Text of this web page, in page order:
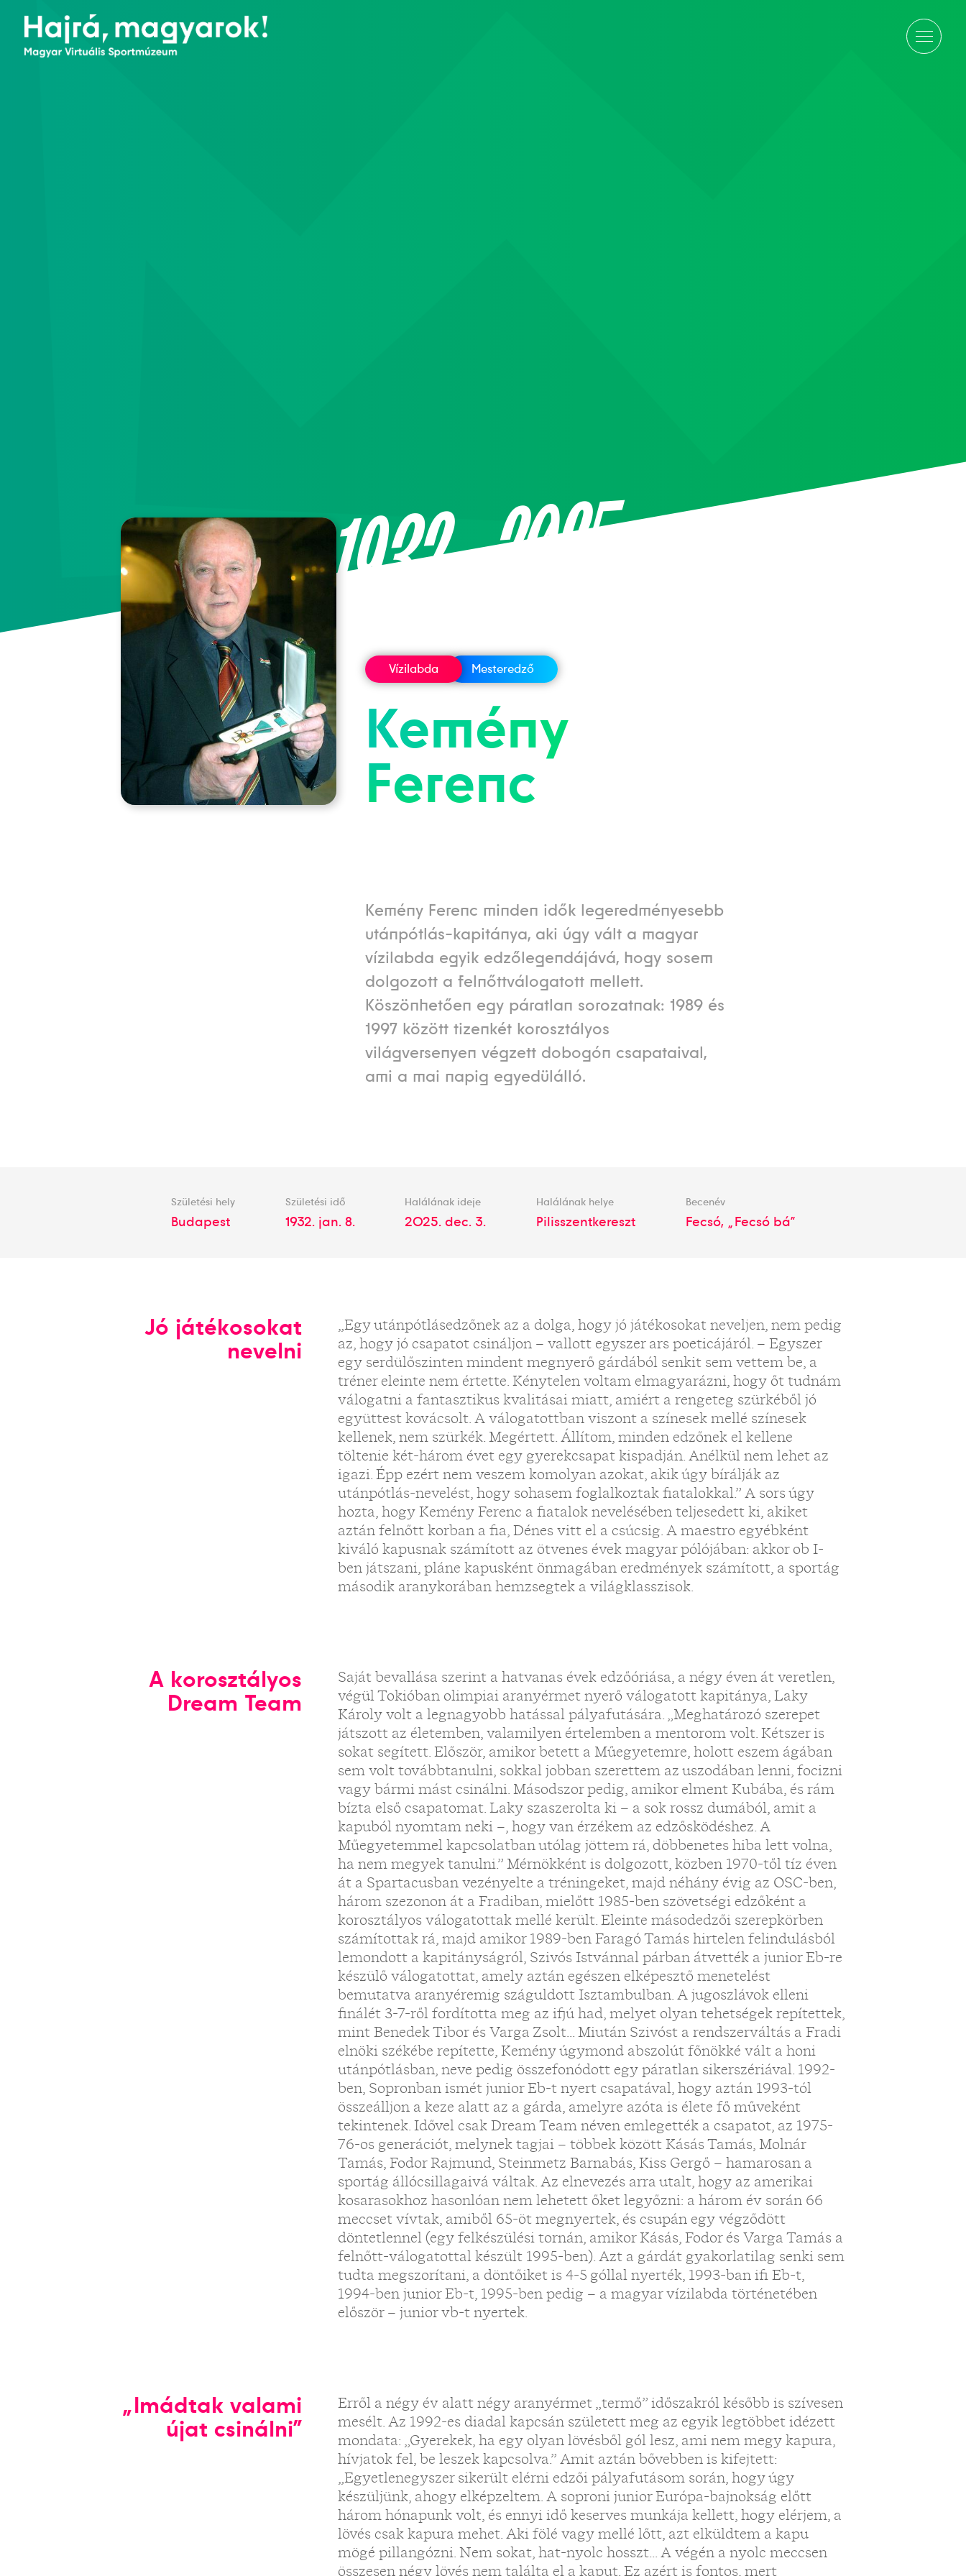
1932—2025
Vízilabda Mesteredző
Kemény
Ferenc
Kemény Ferenc minden idők legeredményesebb
utánpótlás-kapitánya, aki úgy vált a magyar
vízilabda egyik edzőlegendájává, hogy sosem
dolgozott a felnőttválogatott mellett.
Köszönhetően egy páratlan sorozatnak: 1989 és
1997 között tizenkét korosztályos
világversenyen végzett dobogón csapataival,
ami a mai napig egyedülálló.
Születési hely
Budapest
Születési idő
1932. jan. 8.
Halálának ideje
2025. dec. 3.
Halálának helye
Pilisszentkereszt
Becenév
Fecsó, „Fecsó bá”
Jó játékosokat
nevelni
„Egy utánpótlásedzőnek az a dolga, hogy jó játékosokat neveljen, nem pedig
az, hogy jó csapatot csináljon – vallott egyszer ars poeticájáról. – Egyszer
egy serdülőszinten mindent megnyerő gárdából senkit sem vettem be, a
tréner eleinte nem értette. Kénytelen voltam elmagyarázni, hogy őt tudnám
válogatni a fantasztikus kvalitásai miatt, amiért a rengeteg szürkéből jó
együttest kovácsolt. A válogatottban viszont a színesek mellé színesek
kellenek, nem szürkék. Megértett. Állítom, minden edzőnek el kellene
töltenie két-három évet egy gyerekcsapat kispadján. Anélkül nem lehet az
igazi. Épp ezért nem veszem komolyan azokat, akik úgy bírálják az
utánpótlás-nevelést, hogy sohasem foglalkoztak fiatalokkal.” A sors úgy
hozta, hogy Kemény Ferenc a fiatalok nevelésében teljesedett ki, akiket
aztán felnőtt korban a fia, Dénes vitt el a csúcsig. A maestro egyébként
kiváló kapusnak számított az ötvenes évek magyar pólójában: akkor ob I-
ben játszani, pláne kapusként önmagában eredmények számított, a sportág
második aranykorában hemzsegtek a világklasszisok.
A korosztályos
Dream Team
Saját bevallása szerint a hatvanas évek edzőóriása, a négy éven át veretlen,
végül Tokióban olimpiai aranyérmet nyerő válogatott kapitánya, Laky
Károly volt a legnagyobb hatással pályafutására. „Meghatározó szerepet
játszott az életemben, valamilyen értelemben a mentorom volt. Kétszer is
sokat segített. Először, amikor betett a Műegyetemre, holott eszem ágában
sem volt továbbtanulni, sokkal jobban szerettem az uszodában lenni, focizni
vagy bármi mást csinálni. Másodszor pedig, amikor elment Kubába, és rám
bízta első csapatomat. Laky szaszerolta ki – a sok rossz dumából, amit a
kapuból nyomtam neki –, hogy van érzékem az edzősködéshez. A
Műegyetemmel kapcsolatban utólag jöttem rá, döbbenetes hiba lett volna,
ha nem megyek tanulni.” Mérnökként is dolgozott, közben 1970-től tíz éven
át a Spartacusban vezényelte a tréningeket, majd néhány évig az OSC-ben,
három szezonon át a Fradiban, mielőtt 1985-ben szövetségi edzőként a
korosztályos válogatottak mellé került. Eleinte másodedzői szerepkörben
számítottak rá, majd amikor 1989-ben Faragó Tamás hirtelen felindulásból
lemondott a kapitányságról, Szivós Istvánnal párban átvették a junior Eb-re
készülő válogatottat, amely aztán egészen elképesztő menetelést
bemutatva aranyéremig száguldott Isztambulban. A jugoszlávok elleni
finálét 3-7-ről fordította meg az ifjú had, melyet olyan tehetségek repítettek,
mint Benedek Tibor és Varga Zsolt... Miután Szivóst a rendszerváltás a Fradi
elnöki székébe repítette, Kemény úgymond abszolút főnökké vált a honi
utánpótlásban, neve pedig összefonódott egy páratlan sikerszériával. 1992-
ben, Sopronban ismét junior Eb-t nyert csapatával, hogy aztán 1993-tól
összeálljon a keze alatt az a gárda, amelyre azóta is élete fő műveként
tekintenek. Idővel csak Dream Team néven emlegették a csapatot, az 1975-
76-os generációt, melynek tagjai – többek között Kásás Tamás, Molnár
Tamás, Fodor Rajmund, Steinmetz Barnabás, Kiss Gergő – hamarosan a
sportág állócsillagaivá váltak. Az elnevezés arra utalt, hogy az amerikai
kosarasokhoz hasonlóan nem lehetett őket legyőzni: a három év során 66
meccset vívtak, amiből 65-öt megnyertek, és csupán egy végződött
döntetlennel (egy felkészülési tornán, amikor Kásás, Fodor és Varga Tamás a
felnőtt-válogatottal készült 1995-ben). Azt a gárdát gyakorlatilag senki sem
tudta megszorítani, a döntőiket is 4-5 góllal nyerték, 1993-ban ifi Eb-t,
1994-ben junior Eb-t, 1995-ben pedig – a magyar vízilabda történetében
először – junior vb-t nyertek.
„Imádtak valami
újat csinálni”
Erről a négy év alatt négy aranyérmet „termő” időszakról később is szívesen
mesélt. Az 1992-es diadal kapcsán született meg az egyik legtöbbet idézett
mondata: „Gyerekek, ha egy olyan lövésből gól lesz, ami nem megy kapura,
hívjatok fel, be leszek kapcsolva.” Amit aztán bővebben is kifejtett:
„Egyetlenegyszer sikerült elérni edzői pályafutásom során, hogy úgy
készüljünk, ahogy elképzeltem. A soproni junior Európa-bajnokság előtt
három hónapunk volt, és ennyi idő keserves munkája kellett, hogy elérjem, a
lövés csak kapura mehet. Aki fölé vagy mellé lőtt, azt elküldtem a kapu
mögé pillangózni. Nem sokat, hat-nyolc hosszt... A végén a nyolc meccsen
összesen négy lövés nem találta el a kaput. Ez azért is fontos, mert